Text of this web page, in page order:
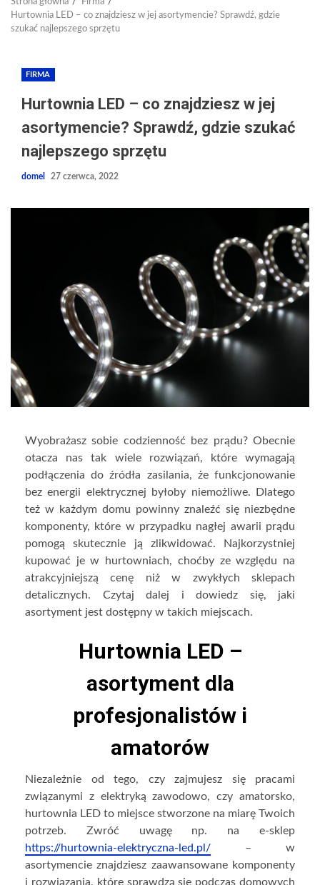
Hurtownia LED – co znajdziesz w jej asortymencie? Sprawdź, gdzie
szukać najlepszego sprzętu
FIRMA
Hurtownia LED – co znajdziesz w jej
asortymencie? Sprawdź, gdzie szukać
najlepszego sprzętu
domel 27 czerwca, 2022
Wyobrażasz sobie codzienność bez prądu? Obecnie
otacza nas tak wiele rozwiązań, które wymagają
podłączenia do źródła zasilania, że funkcjonowanie
bez energii elektrycznej byłoby niemożliwe. Dlatego
też w każdym domu powinny znaleźć się niezbędne
komponenty, które w przypadku nagłej awarii prądu
pomogą skutecznie ją zlikwidować. Najkorzystniej
kupować je w hurtowniach, choćby ze względu na
atrakcyjniejszą cenę niż w zwykłych sklepach
detalicznych. Czytaj dalej i dowiedz się, jaki
asortyment jest dostępny w takich miejscach.
Hurtownia LED –
asortyment dla
profesjonalistów i
amatorów
Niezależnie od tego, czy zajmujesz się pracami
związanymi z elektryką zawodowo, czy amatorsko,
hurtownia LED to miejsce stworzone na miarę Twoich
potrzeb. Zwróć uwagę np. na e-sklep
https://hurtownia-elektryczna-led.pl/ – w
asortymencie znajdziesz zaawansowane komponenty
i rozwiązania, które sprawdzą się podczas domowych